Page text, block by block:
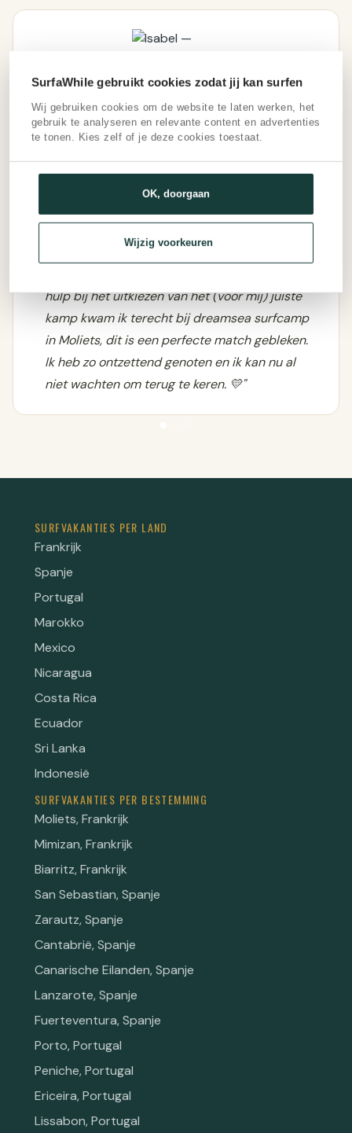
SurfaWhile gebruikt cookies zodat jij kan surfen
Wij gebruiken cookies om de website te laten werken, het
gebruik te analyseren en relevante content en advertenties
te tonen. Kies zelf of je deze cookies toestaat.
OK, doorgaan
Wijzig voorkeuren
ISABEL
"Dankzij de hulp van SurfaWhile de beste reis
het onbekende had ik deze trip bijna aan mij
hulp bij het uitkiezen van het (voor mij) juiste
kamp kwam ik terecht bij dreamsea surfcamp
in Moliets, dit is een perfecte match gebleken.
Ik heb zo ontzettend genoten en ik kan nu al
niet wachten om terug te keren. 💛"
SURFVAKANTIES PER LAND
Frankrijk
Spanje
Portugal
Marokko
Mexico
Nicaragua
Costa Rica
Ecuador
Sri Lanka
Indonesië
SURFVAKANTIES PER BESTEMMING
Moliets, Frankrijk
Mimizan, Frankrijk
Biarritz, Frankrijk
San Sebastian, Spanje
Zarautz, Spanje
Cantabrië, Spanje
Canarische Eilanden, Spanje
Lanzarote, Spanje
Fuerteventura, Spanje
Porto, Portugal
Peniche, Portugal
Ericeira, Portugal
Lissabon, Portugal